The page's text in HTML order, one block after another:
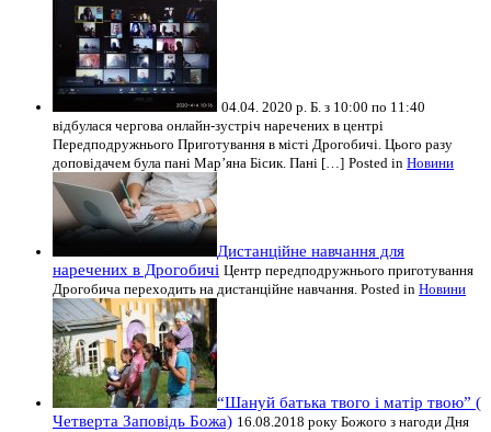
04.04. 2020 р. Б. з 10:00 по 11:40
відбулася чергова онлайн-зустріч наречених в центрі
Передподружнього Приготування в місті Дрогобичі. Цього разу
доповідачем була пані Мар’яна Бісик. Пані […] Posted in Новини
Дистанційне навчання для
наречених в Дрогобичі Центр передподружнього приготування
Дрогобича переходить на дистанційне навчання. Posted in Новини
“Шануй батька твого і матір твою” (
Четверта Заповідь Божа) 16.08.2018 року Божого з нагоди Дня